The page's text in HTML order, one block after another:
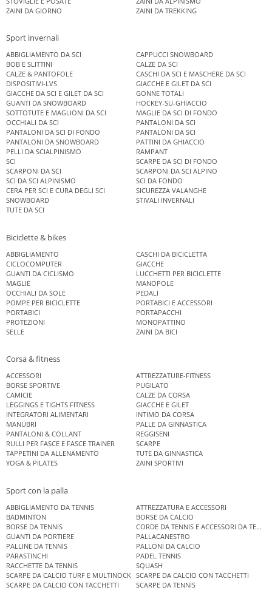
ZAINI DA GIORNO
ZAINI DA TREKKING
Sport invernali
ABBIGLIAMENTO DA SCI
CAPPUCCI SNOWBOARD
BOB E SLITTINI
CALZE DA SCI
CALZE & PANTOFOLE
CASCHI DA SCI E MASCHERE DA SCI
DISPOSITIVI-LVS
GIACCHE E GILET DA SCI
GIACCHE DA SCI E GILET DA SCI
GONNE TOTALI
GUANTI DA SNOWBOARD
HOCKEY-SU-GHIACCIO
SOTTOTUTE E MAGLIONI DA SCI
MAGLIE DA SCI DI FONDO
OCCHIALI DA SCI
PANTALONI DA SCI
PANTALONI DA SCI DI FONDO
PANTALONI DA SCI
PANTALONI DA SNOWBOARD
PATTINI DA GHIACCIO
PELLI DA SCIALPINISMO
RAMPANT
SCI
SCARPE DA SCI DI FONDO
SCARPONI DA SCI
SCARPONI DA SCI ALPINO
SCI DA SCI ALPINISMO
SCI DA FONDO
CERA PER SCI E CURA DEGLI SCI
SICUREZZA VALANGHE
SNOWBOARD
STIVALI INVERNALI
TUTE DA SCI
Biciclette & bikes
ABBIGLIAMENTO
CASCHI DA BICICLETTA
CICLOCOMPUTER
GIACCHE
GUANTI DA CICLISMO
LUCCHETTI PER BICICLETTE
MAGLIE
MANOPOLE
OCCHIALI DA SOLE
PEDALI
POMPE PER BICICLETTE
PORTABICI E ACCESSORI
PORTABICI
PORTAPACCHI
PROTEZIONI
MONOPATTINO
SELLE
ZAINI DA BICI
Corsa & fitness
ACCESSORI
ATTREZZATURE-FITNESS
BORSE SPORTIVE
PUGILATO
CAMICIE
CALZE DA CORSA
LEGGINGS E TIGHTS FITNESS
GIACCHE E GILET
INTEGRATORI ALIMENTARI
INTIMO DA CORSA
MANUBRI
PALLE DA GINNASTICA
PANTALONI & COLLANT
REGGISENI
RULLI PER FASCE E FASCE TRAINER
SCARPE
TAPPETINI DA ALLENAMENTO
TUTE DA GINNASTICA
YOGA & PILATES
ZAINI SPORTIVI
Sport con la palla
ABBIGLIAMENTO DA TENNIS
ATTREZZATURA E ACCESSORI
BADMINTON
BORSE DA CALCIO
BORSE DA TENNIS
CORDE DA TENNIS E ACCESSORI DA TENNIS
GUANTI DA PORTIERE
PALLACANESTRO
PALLINE DA TENNIS
PALLONI DA CALCIO
PARASTINCHI
PADEL TENNIS
RACCHETTE DA TENNIS
SQUASH
SCARPE DA CALCIO TURF E MULTINOCK SCARPE DA CALCIO CON TACCHETTI
SCARPE DA CALCIO CON TACCHETTI
SCARPE DA TENNIS